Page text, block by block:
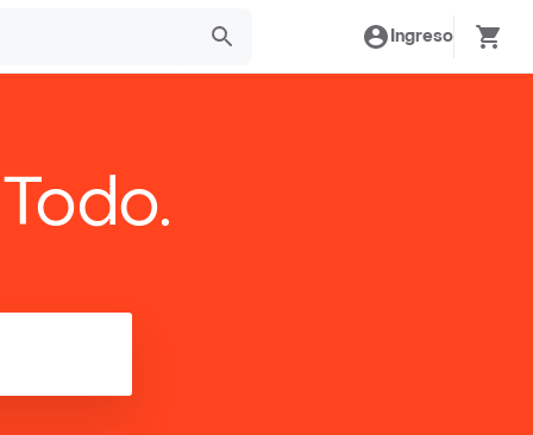
Ingreso